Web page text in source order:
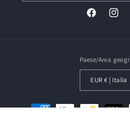
Facebook
Paese/Area
EUR € | Italia
Metodi